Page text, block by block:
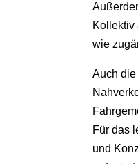
Kollektiv
wie
Auch
Für das
und